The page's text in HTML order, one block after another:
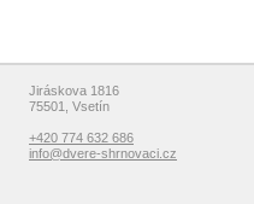
Jiráskova 1816
75501, Vsetín
+420 774 632 686
info@dvere-shrnovaci.cz